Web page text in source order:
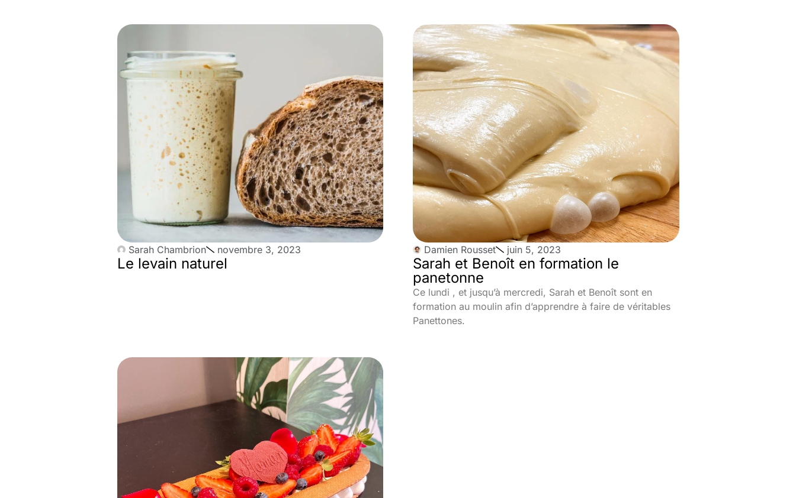
Sarah Chambrion novembre 3, 2023
Le levain naturel
Damien Rousset juin 5, 2023
Sarah et Benoît en formation le
panetonne
Ce lundi , et jusqu’à mercredi, Sarah et Benoît sont en
formation au moulin afin d’apprendre à faire de véritables
Panettones.